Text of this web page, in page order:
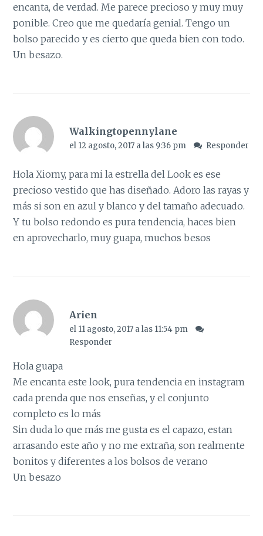
encanta, de verdad. Me parece precioso y muy muy
ponible. Creo que me quedaría genial. Tengo un
bolso parecido y es cierto que queda bien con todo.
Un besazo.
Walkingtopennylane
el 12 agosto, 2017 a las 9:36 pm Responder
Hola Xiomy, para mi la estrella del Look es ese
precioso vestido que has diseñado. Adoro las rayas y
más si son en azul y blanco y del tamaño adecuado.
Y tu bolso redondo es pura tendencia, haces bien
en aprovecharlo, muy guapa, muchos besos
Arien
el 11 agosto, 2017 a las 11:54 pm
Responder
Hola guapa
Me encanta este look, pura tendencia en instagram
cada prenda que nos enseñas, y el conjunto
completo es lo más
Sin duda lo que más me gusta es el capazo, estan
arrasando este año y no me extraña, son realmente
bonitos y diferentes a los bolsos de verano
Un besazo